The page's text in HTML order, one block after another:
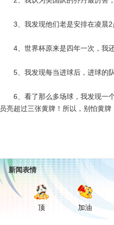
3、我发现他们老是安排在凌晨2
4、世界杯原来是四年一次，我还
5、我发现每当进球后，进球的队
6、看了那么多场球，我发现一个
员亮超过三张黄牌！所以，别怕黄
新闻表情
顶 加油